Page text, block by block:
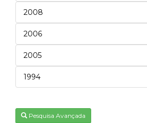
2008
2006
2005
1994
Pesquisa Avançada